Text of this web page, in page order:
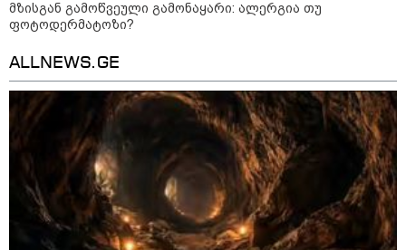
„გვახსოვს გმირები, გვახსოვს
20:58 / 07-08-2026
"იპოვონ ერთი გოგონა, ვისაც
გიგა სექსუალურად ავიწროებდა
- თუ გამოჩნდება ასეთი
გოგონა, 10 000 ლარს
ოფიციალურად, სახალხოდ
გადავცემ" - გიგა ავალიანის
დედა განცხადებას ავრცელებს
18:21 / 07-08-2026
მზისგან გამოწვეული გამონაყარი: ალერგია თუ
ფოტოდერმატოზი?
ALLNEWS.GE